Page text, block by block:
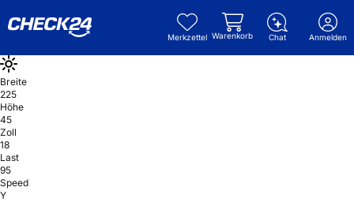
Merkzettel Warenkorb Chat Anmelden
Breite
225
Höhe
45
Zoll
18
Last
95
Speed
Y